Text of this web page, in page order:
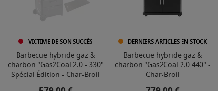
VICTIME DE SON SUCCÈS
Barbecue hybride gaz &
charbon "Gas2Coal 2.0 - 330"
Spécial Édition - Char-Broil
DERNIERS ARTICLES EN STOCK
Barbecue hybride gaz &
charbon "Gas2Coal 2.0 440" -
Char-Broil